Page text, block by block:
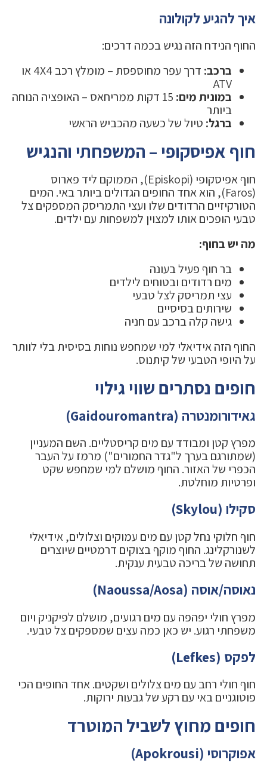
איך להגיע לקולונה
החוף הנידח הזה נגיש בכמה דרכים:
ברכב:
דרך עפר מחוספסת – מומלץ רכב 4X4 או
ATV
במונית מים:
15 דקות ממריחאס – האופציה הנוחה
ביותר
ברגל: טיול של כשעה מהכביש הראשי
חוף אפיסקופי – המשפחתי והנגיש
חוף אפיסקופי (Episkopi), הממוקם ליד פארוס
(Faros), הוא אחד החופים הגדולים ביותר באי. המים
הטורקיזיים הרדודים שלו ועצי התמריסק המספקים צל
טבעי הופכים אותו למצוין למשפחות עם ילדים.
מה יש בחוף:
בר חוף פעיל בעונה
מים רדודים ובטוחים לילדים
עצי תמריסק לצל טבעי
שירותים בסיסיים
גישה קלה ברכב עם חניה
החוף הזה אידיאלי למי שמחפש נוחות בסיסית בלי לוותר
על היופי הטבעי של קיתנוס.
חופים נסתרים שווי גילוי
גאידורומנטרה (Gaidouromantra)
מפרץ קטן ומבודד עם מים קריסטליים. השם המעניין
(שמתורגם בערך ל"גדר החמורים") מרמז על העבר
הכפרי של האזור. החוף מושלם למי שמחפש שקט
ופרטיות מוחלטת.
סקילו (Skylou)
חוף חלוקי נחל קטן עם מים עמוקים וצלולים, אידיאלי
לשנורקלינג. החוף מוקף בצוקים דרמטיים שיוצרים
תחושה של בריכה טבעית ענקית.
נאוסה/אוסה (Naoussa/Aosa)
מפרץ חולי יפהפה עם מים רגועים, מושלם לפיקניק ויום
משפחתי רגוע. יש כאן כמה עצים שמספקים צל טבעי.
לפקס (Lefkes)
חוף חולי רחב עם מים צלולים ושקטים. אחד החופים הכי
פוטוגניים באי עם רקע של גבעות ירוקות.
חופים מחוץ לשביל המוטרד
אפוקרוסי (Apokrousi)